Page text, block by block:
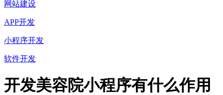
网站建设
APP开发
小程序开发
软件开发
开发美容院小程序有什么作用